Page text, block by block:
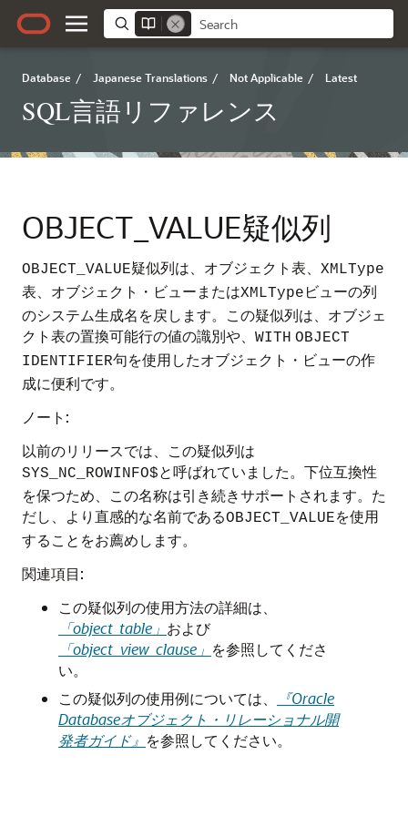
Database / Japanese Translations / Not Applicable / Latest
SQL言語リファレンス
OBJECT_VALUE疑似列
OBJECT_VALUE疑似列は、オブジェクト表、 XMLType
表、オブジェクト・ビューまたはXMLType ビューの列
のシステム生成名を戻します。この疑似列は、オブジェ
クト表の置換可能行の値の識別や、 WITH OBJECT
IDENTIFIER句を使用したオブジェクト・ビューの作
成に便利です。
ノート:
以前のリリースでは、この疑似列は
SYS_NC_ROWINFO$と呼ばれていました。下位互換性
を保つため、この名称は引き続きサポートされます。た
だし、より直感的な名前であるOBJECT_VALUEを使用
することをお薦めします。
関連項目:
この疑似列の使用方法の詳細は、
「object_table」 および
「object_view_clause」 を参照してくださ
い。
この疑似列の使用例については、
『Oracle
Databaseオブジェクト・リレーショナル開
発者ガイド』 を参照してください。